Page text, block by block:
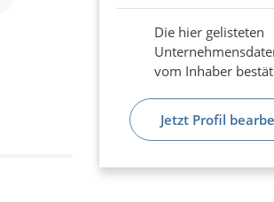
Die hier gelisteten
vom Inhaber
Jetzt Profil